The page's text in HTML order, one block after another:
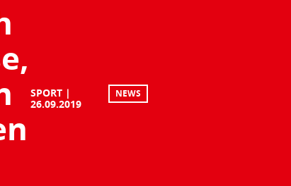
SPORT
26.09.2019
NEWS